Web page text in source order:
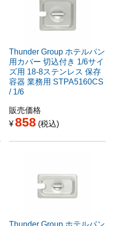
Thunder Group ホテルパン
用カバー 切込付き 1/6サイ
ズ用 18-8ステンレス 保存
容器 業務用 STPA5160CS
/ 1/6
販売価格
¥858 税込